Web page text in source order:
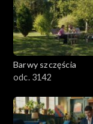
Barwy szczęścia
odc. 3142